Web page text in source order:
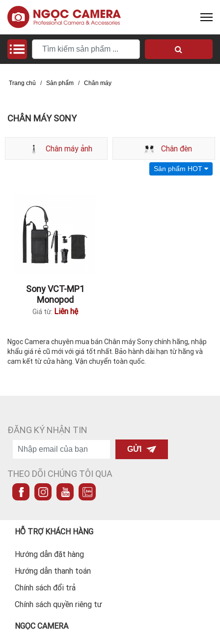
Trang chủ / Sản phẩm / Chân máy
CHÂN MÁY SONY
Chân máy ảnh Chân đèn
Sản phẩm HOT
Sony VCT-MP1
Monopod
Giá từ: Liên hệ
Ngọc Camera chuyên mua bán Chân máy Sony chính hãng, nhập
khẩu giá rẻ cũ mới với giá tốt nhất. Bảo hành dài hạn từ hãng và
cam kết từ cửa hàng. Vận chuyển toàn quốc.
ĐĂNG KÝ NHẬN TIN
GỬI
THEO DÕI CHÚNG TÔI QUA
HỖ TRỢ KHÁCH HÀNG
Hướng dẫn đặt hàng
Hướng dẫn thanh toán
Chính sách đổi trả
Chính sách quyền riêng tư
NGỌC CAMERA